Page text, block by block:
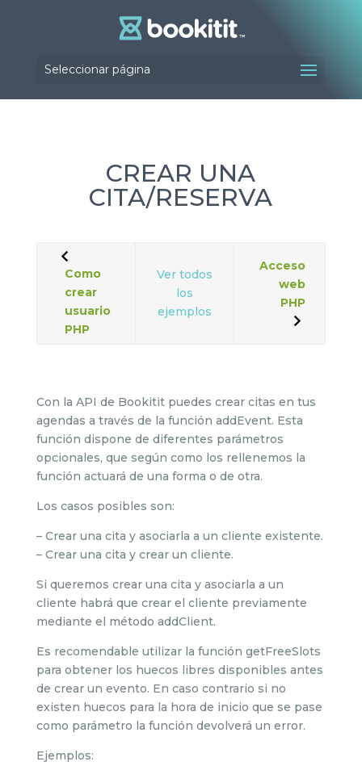
Seleccionar página
CREAR UNA
CITA/RESERVA
Como
crear
usuario
PHP
Ver todos
los
ejemplos
Acceso
web
PHP
Con la API de Bookitit puedes crear citas en tus
agendas a través de la función addEvent. Esta
función dispone de diferentes parámetros
opcionales, que según como los rellenemos la
función actuará de una forma o de otra.
Los casos posibles son:
– Crear una cita y asociarla a un cliente existente.
– Crear una cita y crear un cliente.
Si queremos crear una cita y asociarla a un
cliente habrá que crear el cliente previamente
mediante el método addClient.
Es recomendable utilizar la función getFreeSlots
para obtener los huecos libres disponibles antes
de crear un evento. En caso contrario si no
existen huecos para la hora de inicio que se pase
como parámetro la función devolverá un error.
Ejemplos: